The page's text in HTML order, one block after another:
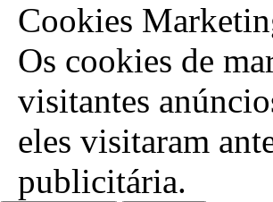
Cookies
Os cookies de
visitantes
eles visitaram
publicitária.